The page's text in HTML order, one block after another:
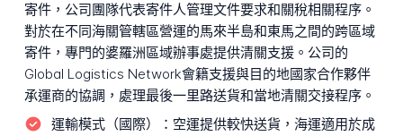
寄件，公司團隊代表寄件人管理文件要求和關稅相關程序。
對於在不同海關管轄區營運的馬來半島和東馬之間的跨區域
寄件，專門的婆羅洲區域辦事處提供清關支援。公司的
Global Logistics Network會籍支援與目的地國家合作夥伴
承運商的協調，處理最後一里路送貨和當地清關交接程序。
運輸模式（國際）： 空運提供較快送貨，海運適用於成